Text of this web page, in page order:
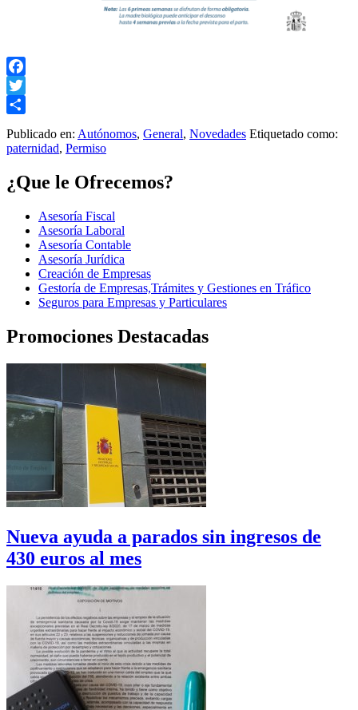
Facebook
Twitter
Publicado en: Autónomos, General, Novedades Etiquetado como:
paternidad, Permiso
¿Que le Ofrecemos?
Asesoría Fiscal
Asesoría Laboral
Asesoría Contable
Asesoría Jurídica
Creación de Empresas
Gestoría de Empresas,Trámites y Gestiones en Tráfico
Seguros para Empresas y Particulares
Promociones Destacadas
Nueva ayuda a parados sin ingresos de
430 euros al mes